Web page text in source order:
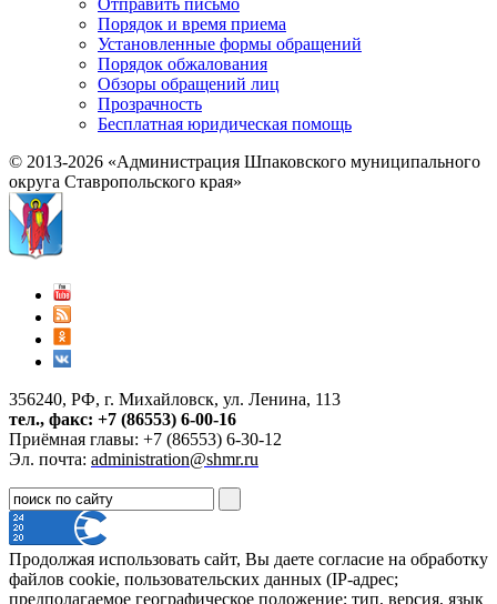
Порядок и время приема
Установленные формы обращений
Порядок обжалования
Обзоры обращений лиц
Прозрачность
Бесплатная юридическая помощь
© 2013-2026 «Администрация Шпаковского муниципального
округа Ставропольского края»
356240, РФ, г. Михайловск, ул. Ленина, 113
тел., факс: +7 (86553) 6-00-16
Приёмная главы: +7 (86553) 6-30-12
Эл. почта: administration@shmr.ru
Продолжая использовать сайт, Вы даете согласие на обработку
файлов cookie, пользовательских данных (IP-адрес;
предполагаемое географическое положение; тип, версия, язык